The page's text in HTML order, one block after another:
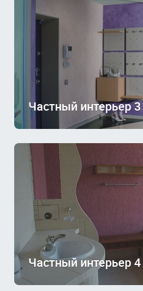
Частный интерьер 3
Частный интерьер 4